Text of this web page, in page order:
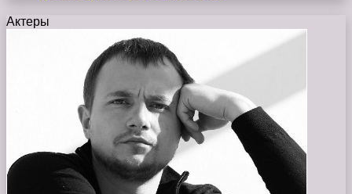
Актеры